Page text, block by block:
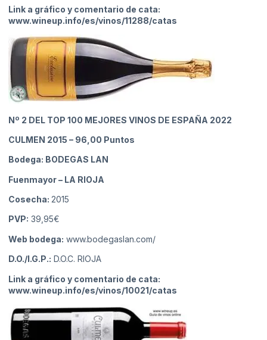
Link a gráfico y comentario de cata:
www.wineup.info/es/vinos/11288/catas
Nº 2 DEL TOP 100 MEJORES VINOS DE ESPAÑA 2022
CULMEN 2015 – 96,00 Puntos
Bodega: BODEGAS LAN
Fuenmayor– LA RIOJA
Cosecha: 2015
PVP: 39,95€
Web bodega: www.bodegaslan.com/
D.O./I.G.P.: D.O.C. RIOJA
Link a gráfico y comentario de cata:
www.wineup.info/es/vinos/10021/catas